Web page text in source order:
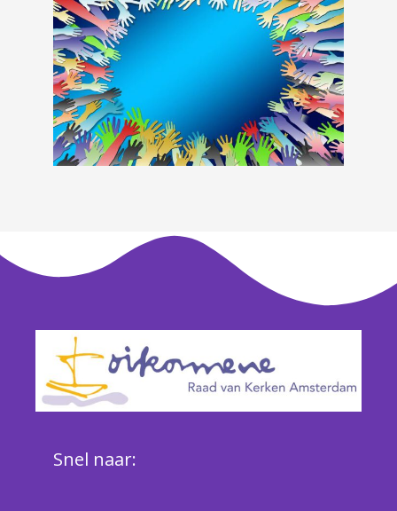
Snel naar: